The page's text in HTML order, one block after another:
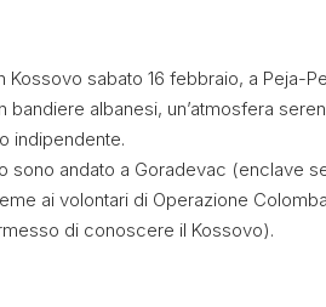
Kossovo sabato 16 febbraio, a Peja-
bandiere albanesi, un’atmosfera
indipendente.
sono andato a Goradevac (enclave
ai volontari di Operazione
di conoscere il Kossovo).